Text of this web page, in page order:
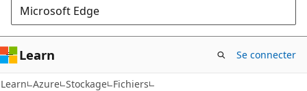
Microsoft Edge
Learn Se connecter
Learn Azure Stockage Fichiers